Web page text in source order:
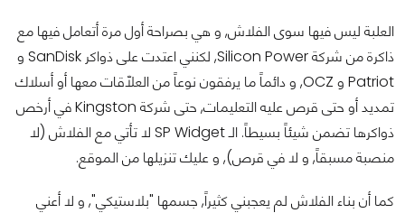
العلبة ليس فيها سوى الفلاش, و هي بصراحة أول مرة أتعامل فيها مع
ذاكرة من شركة Silicon Power, لكنني اعتدت على ذواكر SanDisk و
Patriot و OCZ, و دائماً ما يرفقون نوعاً من العلّاقات معها أو أسلاك
تمديد أو حتى قرص عليه التعليمات, حتى شركة Kingston في أرخص
ذواكرها تضمن شيئاً بسيطاً. الـ SP Widget لا تأتي مع الفلاش (لا
منصبة مسبقاً, و لا في قرص), و عليك تنزيلها من الموقع.
كما أن بناء الفلاش لم يعجبني كثيراً, جسمها "بلاستيكي", و لا أعني